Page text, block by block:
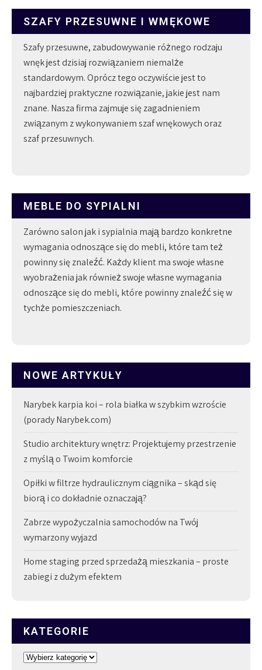
SZAFY PRZESUWNE I WMĘKOWE
Szafy przesuwne, zabudowywanie różnego rodzaju
wnęk jest dzisiaj rozwiązaniem niemalże
standardowym. Oprócz tego oczywiście jest to
najbardziej praktyczne rozwiązanie, jakie jest nam
znane. Nasza firma zajmuje się zagadnieniem
związanym z wykonywaniem szaf wnękowych oraz
szaf przesuwnych.
MEBLE DO SYPIALNI
Zarówno salon jak i sypialnia mają bardzo konkretne
wymagania odnoszące się do mebli, które tam też
powinny się znaleźć. Każdy klient ma swoje własne
wyobrażenia jak również swoje własne wymagania
odnoszące się do mebli, które powinny znaleźć się w
tychże pomieszczeniach.
NOWE ARTYKUŁY
Narybek karpia koi – rola białka w szybkim wzroście
(porady Narybek.com)
Studio architektury wnętrz: Projektujemy przestrzenie
z myślą o Twoim komforcie
Opiłki w filtrze hydraulicznym ciągnika – skąd się
biorą i co dokładnie oznaczają?
Zabrze wypożyczalnia samochodów na Twój
wymarzony wyjazd
Home staging przed sprzedażą mieszkania – proste
zabiegi z dużym efektem
KATEGORIE
Kategorie